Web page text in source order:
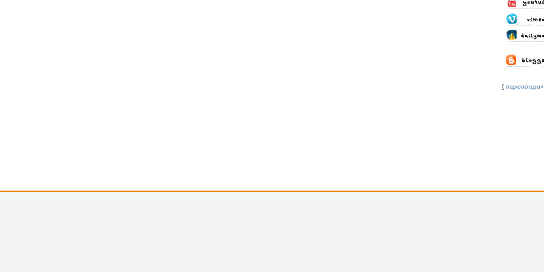
[ περισσότερα»